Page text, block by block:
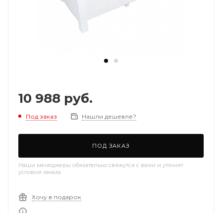
10 988 руб.
Под заказ Нашли дешевле?
ПОД ЗАКАЗ
Наши менеджеры обязательно свяжутся с вами и уточнят
условия заказа
Хочу в подарок